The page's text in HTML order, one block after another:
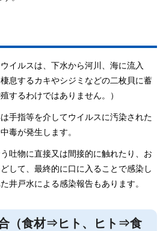
イルスは、下水から河川、海に流入
息するカキやシジミなどの二枚貝に蓄
するわけではありません。）
手指等を介してウイルスに汚染された
毒が発生します。
吐物に直接又は間接的に触れたり、お
して、最終的に口に入ることで感染し
井戸水による感染報告もあります。
合（食材⇒ヒト、ヒト⇒食